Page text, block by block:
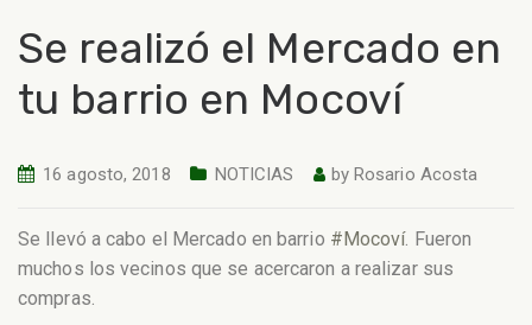
Se realizó el Mercado en
tu barrio en Mocoví
16 agosto, 2018 NOTICIAS by Rosario Acosta
Se llevó a cabo el Mercado en barrio #Mocoví. Fueron
muchos los vecinos que se acercaron a realizar sus
compras.